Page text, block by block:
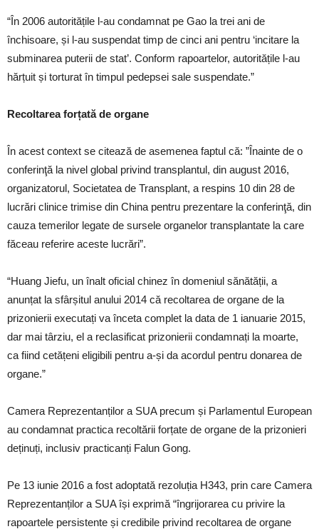
“În 2006 autoritățile l-au condamnat pe Gao la trei ani de
închisoare, și l-au suspendat timp de cinci ani pentru ‘incitare la
subminarea puterii de stat’. Conform rapoartelor, autoritățile l-au
hărțuit și torturat în timpul pedepsei sale suspendate.”
Recoltarea forțată de organe
În acest context se citează de asemenea faptul că: ”Înainte de o
conferinţă la nivel global privind transplantul, din august 2016,
organizatorul, Societatea de Transplant, a respins 10 din 28 de
lucrări clinice trimise din China pentru prezentare la conferinţă, din
cauza temerilor legate de sursele organelor transplantate la care
făceau referire aceste lucrări”.
“Huang Jiefu, un înalt oficial chinez în domeniul sănătății, a
anunțat la sfârșitul anului 2014 că recoltarea de organe de la
prizonierii executați va înceta complet la data de 1 ianuarie 2015,
dar mai târziu, el a reclasificat prizonierii condamnați la moarte,
ca fiind cetățeni eligibili pentru a-și da acordul pentru donarea de
organe.”
Camera Reprezentanților a SUA precum și Parlamentul European
au condamnat practica recoltării forțate de organe de la prizonieri
deținuți, inclusiv practicanți Falun Gong.
Pe 13 iunie 2016 a fost adoptată rezoluția H343, prin care Camera
Reprezentanților a SUA își exprimă “îngrijorarea cu privire la
rapoartele persistente și credibile privind recoltarea de organe